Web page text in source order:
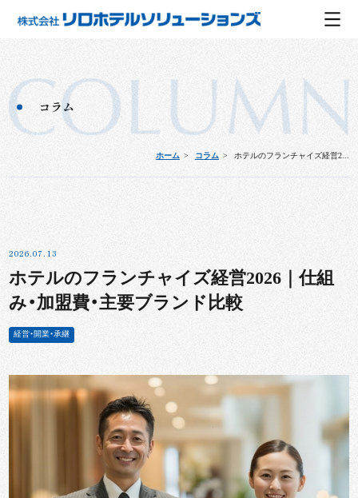
コラム
ホーム コラム ホテルのフランチャイズ経営2...
2026.07.13
ホテルのフランチャイズ経営2026｜仕組
み・加盟費・主要ブランド比較
経営・開業・承継